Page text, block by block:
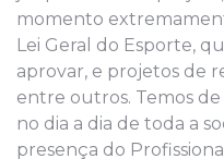
momento
Lei Geral do Esporte,
aprovar, e projetos de
entre outros. Temos
no dia a dia de toda a
presença do